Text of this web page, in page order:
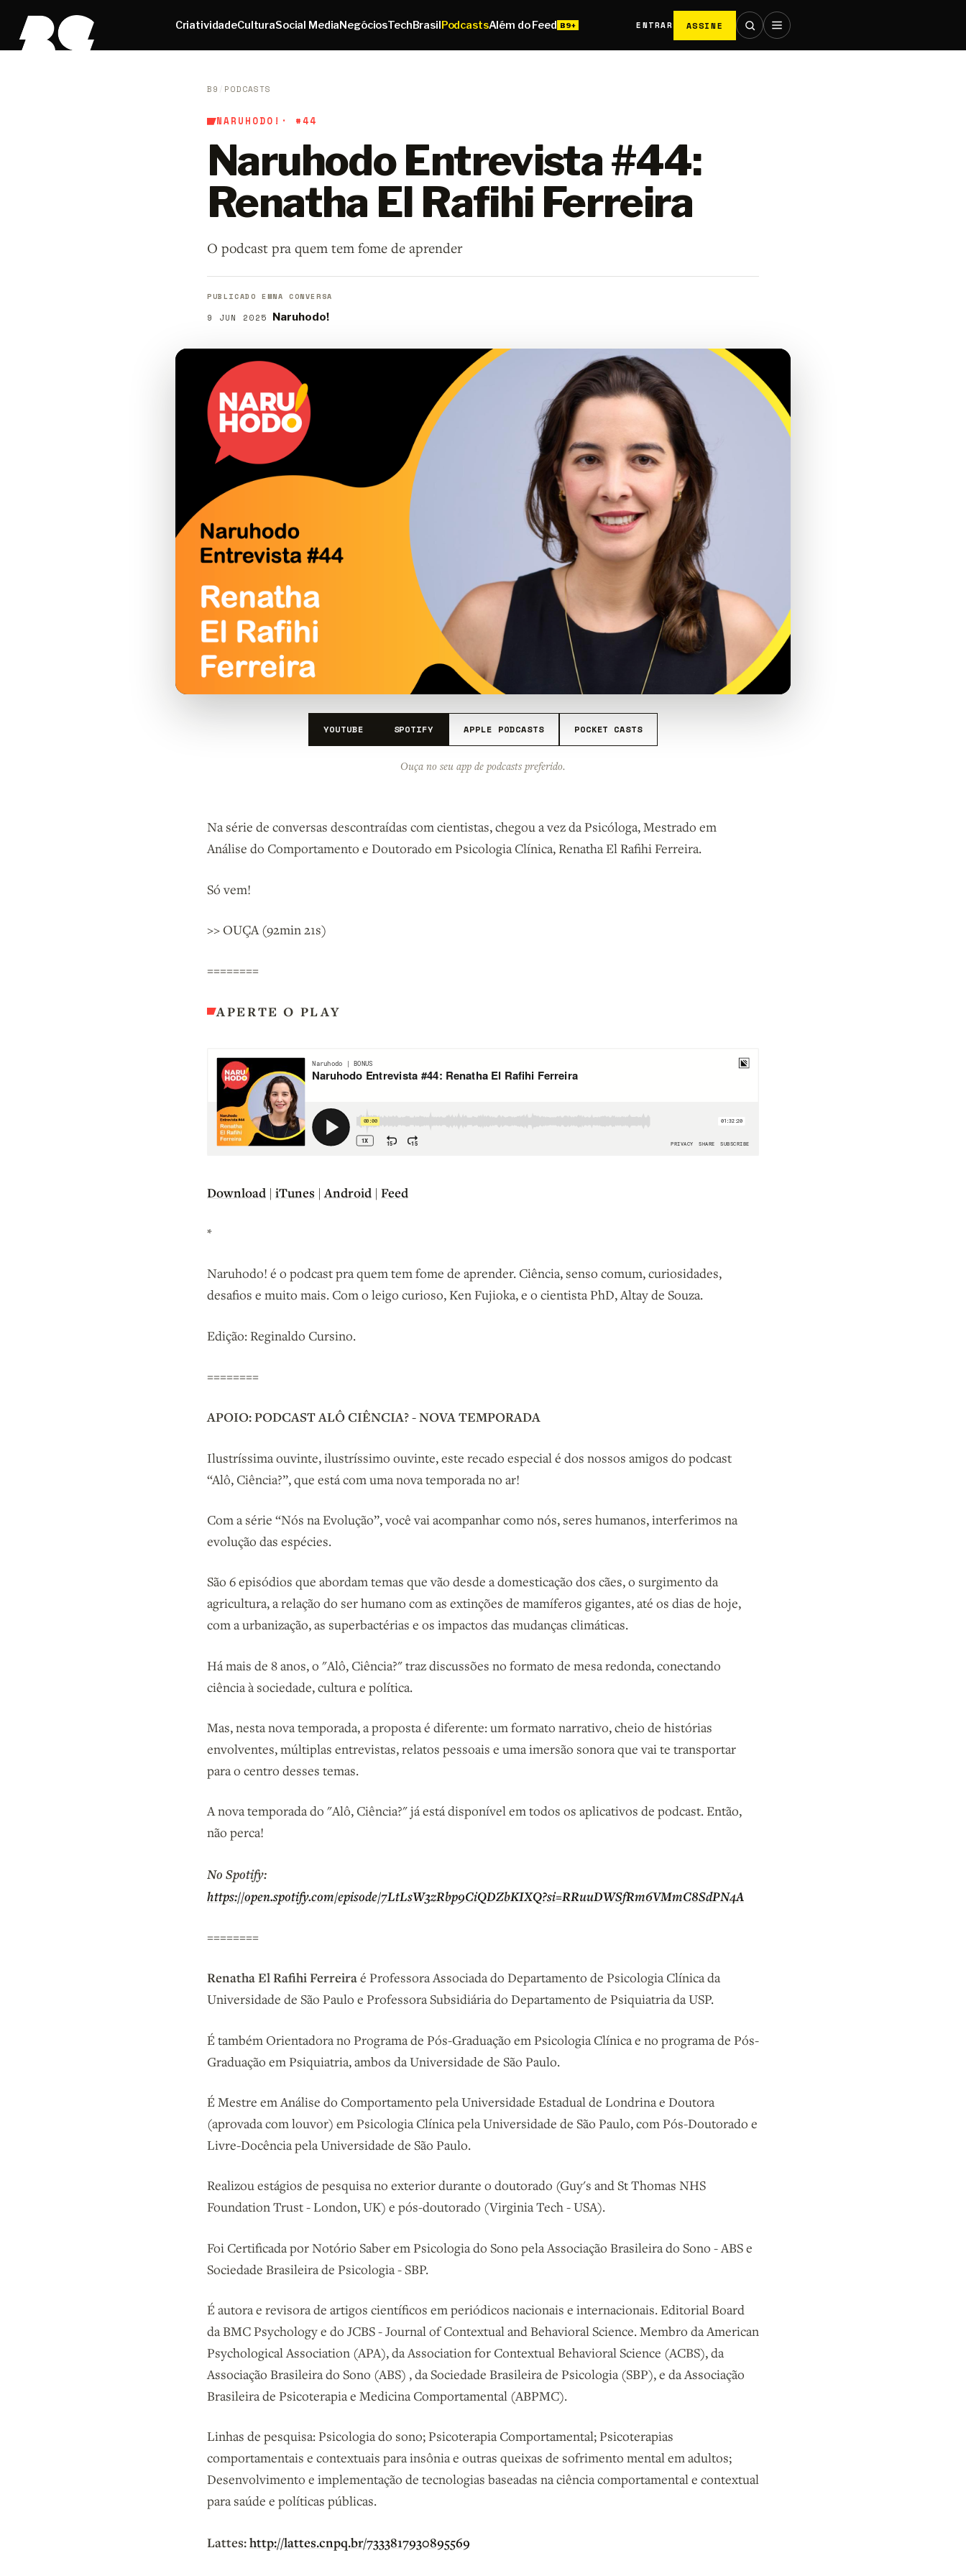
CriatividadeCulturaSocial MediaNegóciosTechBrasilPodcastsAlém do Feed ENTRAR ASSINE
B9 / PODCASTS
NARUHODO! · #44
Naruhodo Entrevista #44:
Renatha El Rafihi Ferreira
O podcast pra quem tem fome de aprender
PUBLICADO EM
9 JUN 2025
NA CONVERSA
Naruhodo!
YOUTUBE SPOTIFY APPLE PODCASTS POCKET CASTS
Ouça no seu app de podcasts preferido.
Na série de conversas descontraídas com cientistas, chegou a vez da Psicóloga, Mestrado em
Análise do Comportamento e Doutorado em Psicologia Clínica, Renatha El Rafihi Ferreira.
Só vem!
>> OUÇA (92min 21s)
========
APERTE O PLAY
Download | iTunes |Android | Feed
*
Naruhodo! é o podcast pra quem tem fome de aprender. Ciência, senso comum, curiosidades,
desafios e muito mais. Com o leigo curioso, Ken Fujioka, e o cientista PhD, Altay de Souza.
Edição: Reginaldo Cursino.
========
APOIO: PODCAST ALÔ CIÊNCIA? - NOVA TEMPORADA
Ilustríssima ouvinte, ilustríssimo ouvinte, este recado especial é dos nossos amigos do podcast
“Alô, Ciência?”, que está com uma nova temporada no ar!
Com a série “Nós na Evolução”, você vai acompanhar como nós, seres humanos, interferimos na
evolução das espécies.
São 6 episódios que abordam temas que vão desde a domesticação dos cães, o surgimento da
agricultura, a relação do ser humano com as extinções de mamíferos gigantes, até os dias de hoje,
com a urbanização, as superbactérias e os impactos das mudanças climáticas.
Há mais de 8 anos, o "Alô, Ciência?" traz discussões no formato de mesa redonda, conectando
ciência à sociedade, cultura e política.
Mas, nesta nova temporada, a proposta é diferente: um formato narrativo, cheio de histórias
envolventes, múltiplas entrevistas, relatos pessoais e uma imersão sonora que vai te transportar
para o centro desses temas.
A nova temporada do "Alô, Ciência?" já está disponível em todos os aplicativos de podcast. Então,
não perca!
No Spotify:
https://open.spotify.com/episode/7LtLsW3zRbp9CiQDZbKIXQ?si=RRuuDWSfRm6VMmC8SdPN4A
========
Renatha El Rafihi Ferreiraé Professora Associada do Departamento de Psicologia Clínica da
Universidade de São Paulo e Professora Subsidiária do Departamento de Psiquiatria da USP.
É também Orientadora no Programa de Pós-Graduação em Psicologia Clínica e no programa de Pós-
Graduação em Psiquiatria, ambos da Universidade de São Paulo.
É Mestre em Análise do Comportamento pela Universidade Estadual de Londrina e Doutora
(aprovada com louvor) em Psicologia Clínica pela Universidade de São Paulo, com Pós-Doutorado e
Livre-Docência pela Universidade de São Paulo.
Realizou estágios de pesquisa no exterior durante o doutorado (Guy's and St Thomas NHS
Foundation Trust - London, UK) e pós-doutorado (Virginia Tech - USA).
Foi Certificada por Notório Saber em Psicologia do Sono pela Associação Brasileira do Sono - ABS e
Sociedade Brasileira de Psicologia - SBP.
É autora e revisora de artigos científicos em periódicos nacionais e internacionais. Editorial Board
da BMC Psychology e do JCBS - Journal of Contextual and Behavioral Science. Membro da American
Psychological Association (APA), da Association for Contextual Behavioral Science (ACBS), da
Associação Brasileira do Sono (ABS) , da Sociedade Brasileira de Psicologia (SBP), e da Associação
Brasileira de Psicoterapia e Medicina Comportamental (ABPMC).
Linhas de pesquisa: Psicologia do sono; Psicoterapia Comportamental; Psicoterapias
comportamentais e contextuais para insônia e outras queixas de sofrimento mental em adultos;
Desenvolvimento e implementação de tecnologias baseadas na ciência comportamental e contextual
para saúde e políticas públicas.
Lattes:http://lattes.cnpq.br/7333817930895569